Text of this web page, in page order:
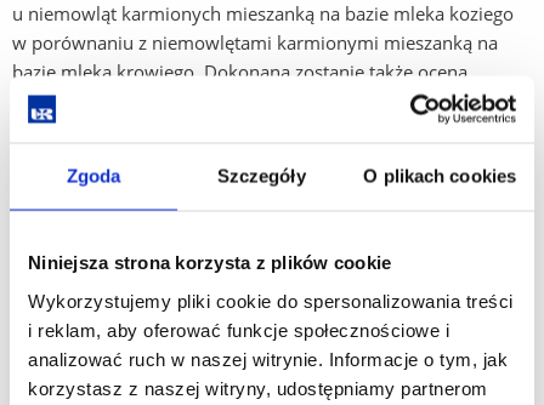
Zgoda Szczegóły O plikach cookies
Niniejsza strona korzysta z plików cookie
Wykorzystujemy pliki cookie do spersonalizowania treści
i reklam, aby oferować funkcje społecznościowe i
analizować ruch w naszej witrynie. Informacje o tym, jak
korzystasz z naszej witryny, udostępniamy partnerom
u niemowląt karmionych mieszanką na bazie mleka koziego
w porównaniu z niemowlętami karmionymi mieszanką na
bazie mleka krowiego. Dokonana zostanie także ocena
wpływu karmienia niemowląt w pierwszym roku życia
mlekiem kozim lub mlekiem krowim na wyniki zdrowotne,
Badanie przeprowadzane jest równocześnie w Polsce,
Hiszpanii i w Niemczech.
Czas trwania: 2021-2028
Informacja o badaniu:https://www.giraffe-study.com/pl/